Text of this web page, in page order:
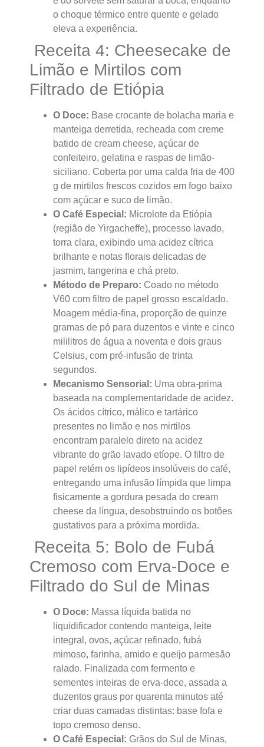
o choque térmico entre quente e gelado
eleva a experiência.
Receita 4: Cheesecake de
Limão e Mirtilos com
Filtrado de Etiópia
O Doce: Base crocante de bolacha maria e
manteiga derretida, recheada com creme
batido de cream cheese, açúcar de
confeiteiro, gelatina e raspas de limão-
siciliano. Coberta por uma calda fria de 400
g de mirtilos frescos cozidos em fogo baixo
com açúcar e suco de limão.
O Café Especial: Microlote da Etiópia
(região de Yirgacheffe), processo lavado,
torra clara, exibindo uma acidez cítrica
brilhante e notas florais delicadas de
jasmim, tangerina e chá preto.
Método de Preparo: Coado no método
V60 com filtro de papel grosso escaldado.
Moagem média-fina, proporção de quinze
gramas de pó para duzentos e vinte e cinco
mililitros de água a noventa e dois graus
Celsius, com pré-infusão de trinta
segundos.
Mecanismo Sensorial: Uma obra-prima
baseada na complementaridade de acidez.
Os ácidos cítrico, málico e tartárico
presentes no limão e nos mirtilos
encontram paralelo direto na acidez
vibrante do grão lavado etíope. O filtro de
papel retém os lipídeos insolúveis do café,
entregando uma infusão límpida que limpa
fisicamente a gordura pesada do cream
cheese da língua, desobstruindo os botões
gustativos para a próxima mordida.
Receita 5: Bolo de Fubá
Cremoso com Erva-Doce e
Filtrado do Sul de Minas
O Doce: Massa líquida batida no
liquidificador contendo manteiga, leite
integral, ovos, açúcar refinado, fubá
mimoso, farinha, amido e queijo parmesão
ralado. Finalizada com fermento e
sementes inteiras de erva-doce, assada a
duzentos graus por quarenta minutos até
criar duas camadas distintas: base fofa e
topo cremoso denso.
O Café Especial: Grãos do Sul de Minas,